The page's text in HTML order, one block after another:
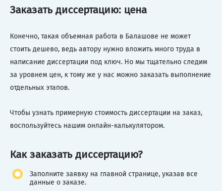
Заказать диссертацию: цена
Конечно, такая объемная работа в Балашове не может
стоить дешево, ведь автору нужно вложить много труда в
написание диссертации под ключ. Но мы тщательно следим
за уровнем цен, к тому же у нас можно заказать выполнение
отдельных этапов.
Чтобы узнать примерную стоимость диссертации на заказ,
воспользуйтесь нашим онлайн-калькулятором.
Как заказать диссертацию?
Заполните заявку на главной странице, указав все
данные о заказе.